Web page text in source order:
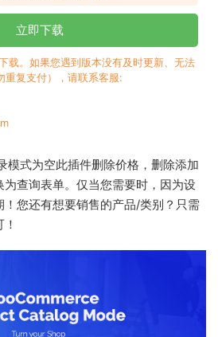
立即下载
载。如果您遇到版本没有及时更新、无法
重复支付），请联系客服:
式为空此插件删除价格，删除添加
查询表单。仅当您需要时，因为设
您还有想要销售的产品/类别？只需